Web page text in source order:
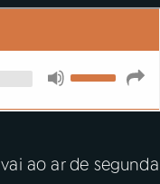
vai ao ar de